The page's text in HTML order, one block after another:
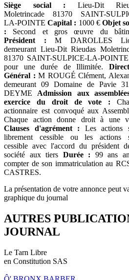
Siège social : Lieu-Dit
Moletrincade 81370 SAINT-
LA-POINTECapital : 1000 € Objet
: Second et gros œuvre du
Président : M DAROLLES
demeurant Lieu-Dit Rieudas
81370 SAINT-SULPICE-LA-
pour une durée de Illimitée.
Général : M ROUGÉ Clément,
demeurant 09 Domaine de Pavie
DEYME Admission aux
exercice du droit de vote :
actionnaire est convoqué aux
Chaque action donne droit à une
Clauses d'agrément : Les actions
librement cessible ou les actions
cessible avec l'accord du président
société aux tiers Durée : 99 ans
compter de son immatriculation au
CASTRES.
La présentation de votre annonce peut
graphique du journal
AUTRES
JOURNAL
Le Tarn Libre
en Constitution SAS